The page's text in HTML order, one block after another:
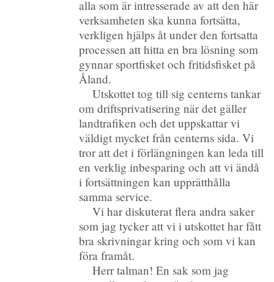
alla som är intresserade av att den här
verksamheten ska kunna fortsätta,
verkligen hjälps åt under den fortsatta
processen att hitta en bra lösning som
gynnar sportfisket och fritidsfisket på
Åland.
Utskottet tog till sig centerns tankar
om driftsprivatisering när det gäller
landtrafiken och det uppskattar vi
väldigt mycket från centerns sida. Vi
tror att det i förlängningen kan leda till
en verklig inbesparing och att vi ändå
i fortsättningen kan upprätthålla
samma service.
Vi har diskuterat flera andra saker
som jag tycker att vi i utskottet har fått
bra skrivningar kring och som vi kan
föra framåt.
Herr talman! En sak som jag